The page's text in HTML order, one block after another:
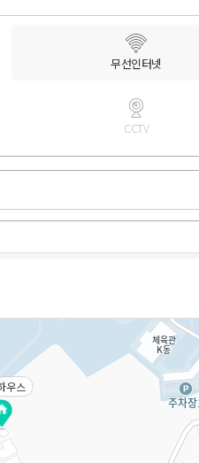
무선인터넷
CCTV
우스